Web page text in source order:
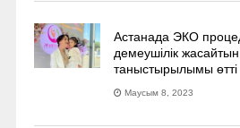
Астанада ЭКО
демеушілік
таныстырылымы өтті
Маусым 8, 2023